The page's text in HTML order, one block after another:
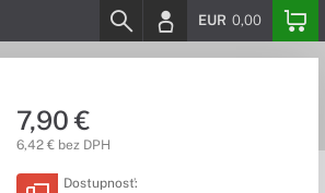
EUR 0,00
7,90 €
6,42 € bez DPH
Dostupnosť: